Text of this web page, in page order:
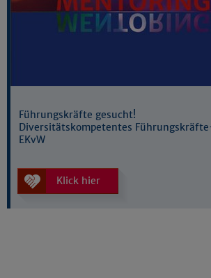
Führungskräfte gesucht!
Diversitätskompetentes
EKvW
Klick hier
Impressum|Datenschutz